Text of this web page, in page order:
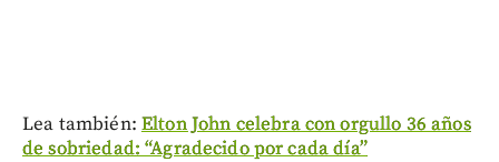
Lea también: Elton John celebra con orgullo 36 años
de sobriedad: “Agradecido por cada día”